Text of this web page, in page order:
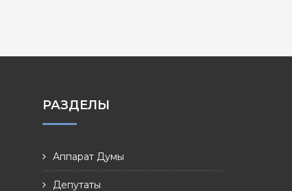
РАЗДЕЛЫ
Аппарат Думы
Депутаты